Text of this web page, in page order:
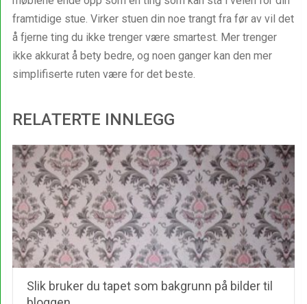
framtidige stue. Virker stuen din noe trangt fra før av vil det
å fjerne ting du ikke trenger være smartest. Mer trenger
ikke akkurat å bety bedre, og noen ganger kan den mer
simplifiserte ruten være for det beste.
RELATERTE INNLEGG
Slik bruker du tapet som bakgrunn på bilder til